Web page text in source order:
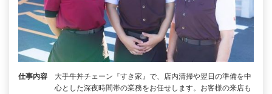
仕事内容
大手牛丼チェーン『すき家』で、店内清掃や翌日の準備を中
心とした深夜時間帯の業務をお任せします。お客様の来店も